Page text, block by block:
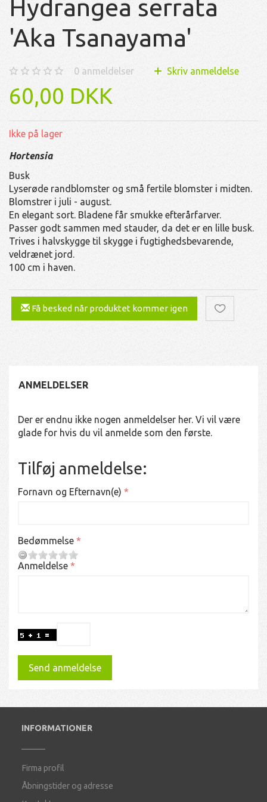
Hydrangea serrata
'Aka Tsanayama'
0 anmeldelser Skriv anmeldelse
60,00 DKK
Ikke på lager
Hortensia
Busk
Lyserøde randblomster og små fertile blomster i midten.
Blomstrer i juli - august.
En elegant sort. Bladene får smukke efterårfarver.
Passer godt sammen med stauder, da det er en lille busk.
Trives i halvskygge til skygge i fugtighedsbevarende,
veldrænet jord.
100 cm i haven.
Få besked når produktet kommer igen
ANMELDELSER
Der er endnu ikke nogen anmeldelser her. Vi vil være
glade for hvis du vil anmelde som den første.
Tilføj anmeldelse:
Fornavn og Efternavn(e)
Bedømmelse
Anmeldelse
Send anmeldelse
INFORMATIONER
Firma profil
Åbningstider og adresse